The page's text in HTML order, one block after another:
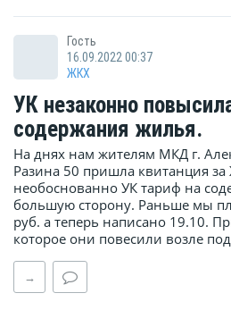
Гость
16.09.2022 00:37
ЖКХ
УК незаконно
содержания жилья.
На днях нам жителям МКД г.
Разина 50 пришла квитанция
необоснованно УК тариф на
большую сторону. Раньше мы
руб. а теперь написано 19.10.
которое они повесили возле
→